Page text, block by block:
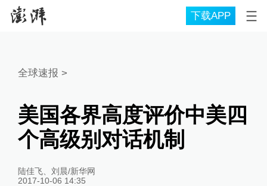
下载APP
全球速报 >
美国各界高度评价中美四
个高级别对话机制
陆佳飞、刘晨/新华网
2017-10-06 14:35